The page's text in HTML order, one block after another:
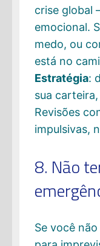
crise global
emocional.
medo, ou
está no
Estratégia:
sua
Revisões
impulsivas,
8. Não
Se você